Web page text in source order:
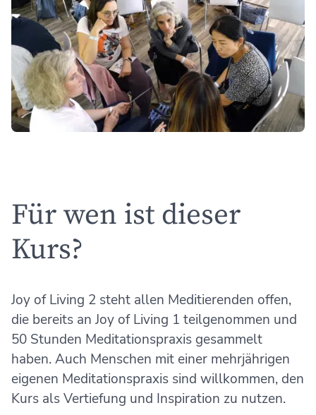
Für wen ist dieser
Kurs?
Joy of Living 2 steht allen Meditierenden offen,
die bereits an Joy of Living 1 teilgenommen und
50 Stunden Meditationspraxis gesammelt
haben. Auch Menschen mit einer mehrjährigen
eigenen Meditationspraxis sind willkommen, den
Kurs als Vertiefung und Inspiration zu nutzen.